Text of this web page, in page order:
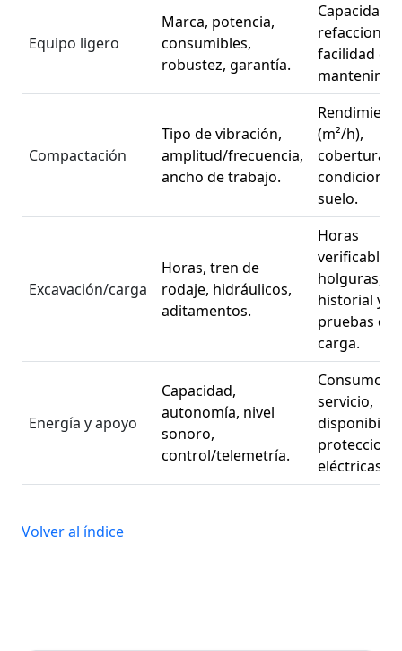
Equipo ligero
Marca, potencia,
consumibles,
robustez, garantía.
Capacidad
refacciones,
facilidad de
Compactación
Tipo de vibración,
amplitud/frecuencia,
ancho de trabajo.
(m²/h),
cobertura,
suelo.
Excavación/carga
Horas, tren de
rodaje, hidráulicos,
aditamentos.
Horas
verificables,
holguras,
historial y
pruebas de
carga.
Energía y apoyo
Capacidad,
autonomía, nivel
sonoro,
control/telemetría.
Consumo,
servicio,
eléctricas.
Volver al índice